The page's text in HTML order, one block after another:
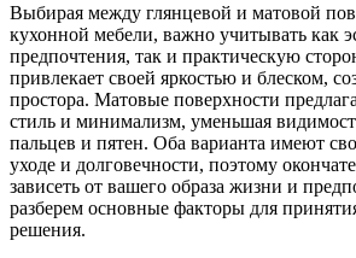
Выбирая между глянцевой и матовой
кухонной мебели, важно учитывать как
предпочтения, так и практическую
привлекает своей яркостью и блеском,
простора. Матовые поверхности
стиль и минимализм, уменьшая
пальцев и пятен. Оба варианта имеют
уходе и долговечности, поэтому
зависеть от вашего образа жизни и
разберем основные факторы для
решения.